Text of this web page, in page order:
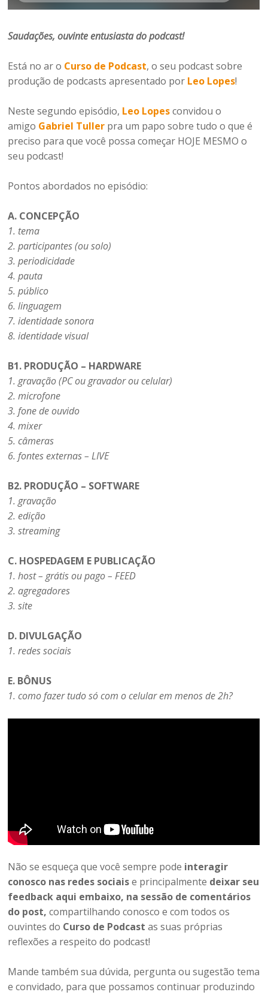
Saudações, ouvinte entusiasta do podcast!
Está no ar o Curso de Podcast, o seu podcast sobre
produção de podcasts apresentado por Leo Lopes!
Neste segundo episódio, Leo Lopesconvidou o
amigo Gabriel Tuller pra um papo sobre tudo o que é
preciso para que você possa começar HOJE MESMO o
seu podcast!
Pontos abordados no episódio:
A. CONCEPÇÃO
1. tema
2. participantes (ou solo)
3. periodicidade
4. pauta
5. público
6. linguagem
7. identidade sonora
8. identidade visual
B1. PRODUÇÃO – HARDWARE
1. gravação (PC ou gravador ou celular)
2. microfone
3. fone de ouvido
4. mixer
5. câmeras
6. fontes externas – LIVE
B2. PRODUÇÃO – SOFTWARE
1. gravação
2. edição
3. streaming
C. HOSPEDAGEM E PUBLICAÇÃO
1. host – grátis ou pago – FEED
2. agregadores
3. site
D. DIVULGAÇÃO
1. redes sociais
E. BÔNUS
1. como fazer tudo só com o celular em menos de 2h?
Não se esqueça que você sempre pode interagir
conosco nas redes sociaise principalmente deixar seu
feedback aqui embaixo, na sessão de comentários
do post,compartilhando conosco e com todos os
ouvintes do Curso de Podcast as suas próprias
reflexões a respeito do podcast!
Mande também sua dúvida, pergunta ou sugestão tema
e convidado, para que possamos continuar produzindo